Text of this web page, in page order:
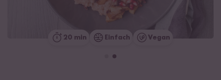
20 min Einfach Vegan